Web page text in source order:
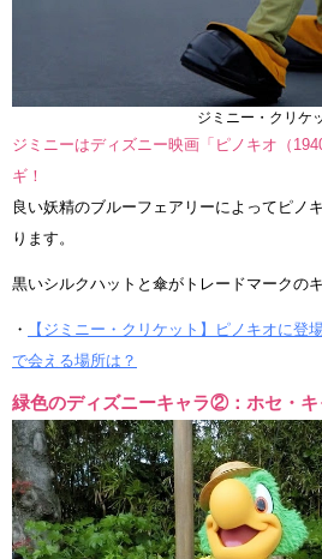
ジミニー・クリケ
ジミニーはディズニー映画「ピノキオ（
ギ！
良い妖精のブルーフェアリーによってピノ
ります。
黒いシルクハットと傘がトレードマークの
・
【ジミニー・クリケット】ピノキオに登
で会える場所は？
緑色のディズニーキャラ②：ホセ・キ